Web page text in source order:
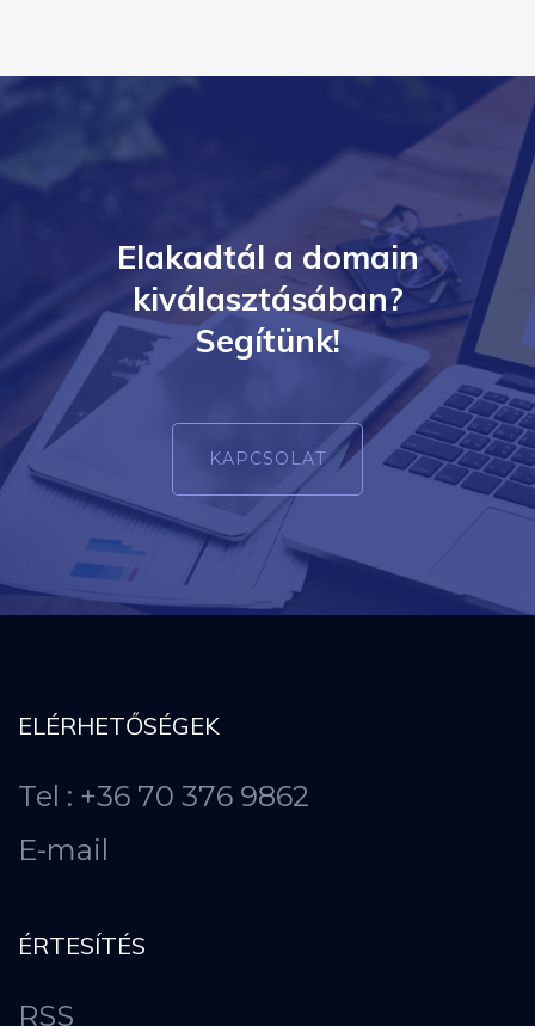
Elakadtál a domain
kiválasztásában?
Segítünk!
KAPCSOLAT
ELÉRHETŐSÉGEK
Tel : +36 70 376 9862
E-mail
ÉRTESÍTÉS
RSS